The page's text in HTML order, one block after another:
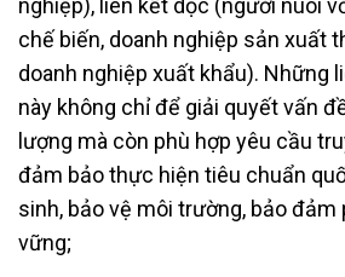
chế biến, doanh nghiệp sản xuất
doanh nghiệp xuất khẩu). Những
này không chỉ để giải quyết vấn
lượng mà còn phù hợp yêu cầu
đảm bảo thực hiện tiêu chuẩn
sinh, bảo vệ môi trường, bảo đảm
vững;